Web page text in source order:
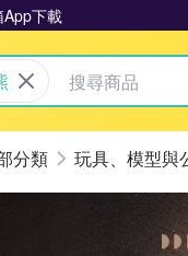
App下載
玩具、模型與